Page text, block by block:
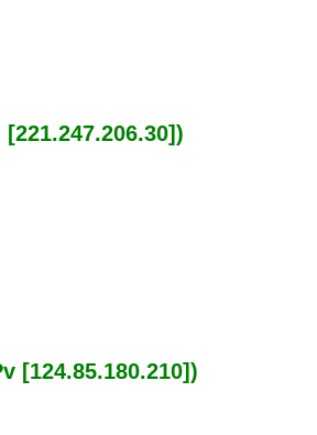
[221.247.206.30])
[124.85.180.210])